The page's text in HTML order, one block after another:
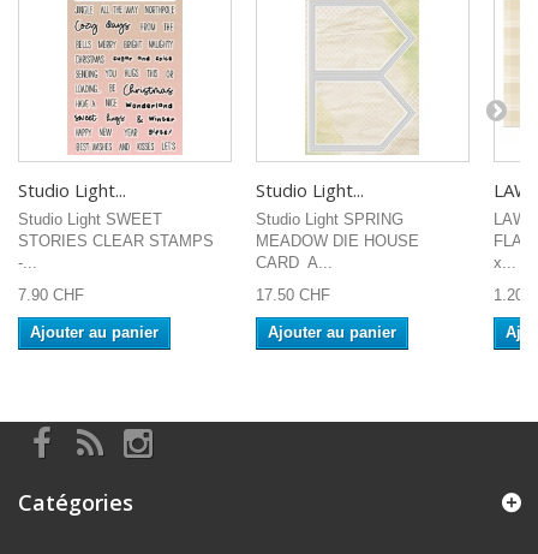
Studio Light...
Studio Light SWEET
STORIES CLEAR STAMPS
-...
7.90 CHF
Ajouter au panier
Studio Light...
Studio Light SPRING
MEADOW DIE HOUSE
CARD A...
17.50 CHF
Ajouter au panier
x...
1.20
Catégories